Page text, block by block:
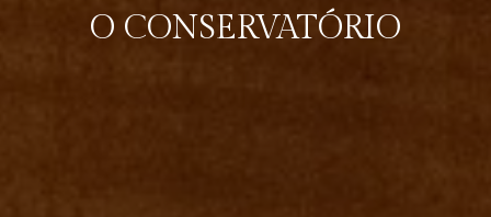
O CONSERVATÓRIO